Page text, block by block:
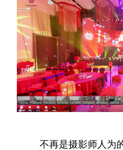
不再是摄影师人为